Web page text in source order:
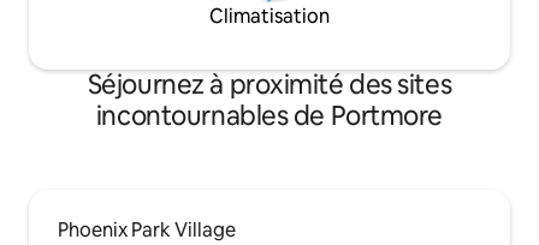
Climatisation
Séjournez à proximité des sites
incontournables de Portmore
Phoenix Park Village